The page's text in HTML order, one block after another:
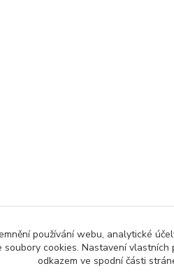
používání webu, analytické
soubory cookies. Nastavení
odkazem ve spodní části